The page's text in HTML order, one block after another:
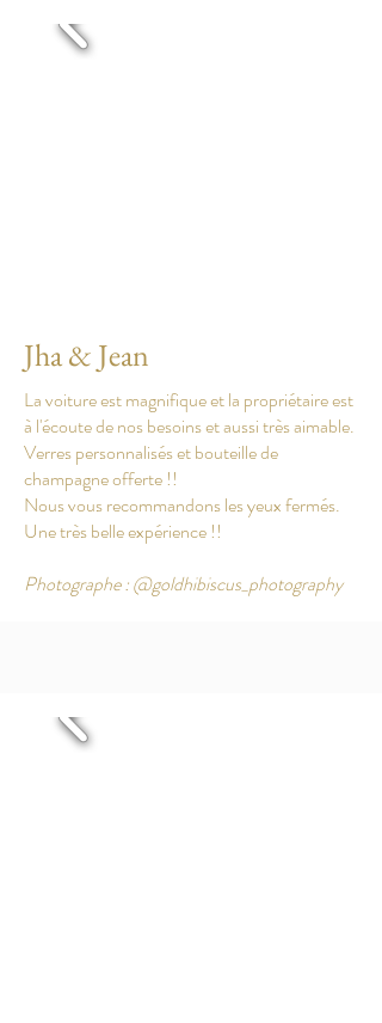
Jha & Jean
La voiture est magnifique et la propriétaire est
à l'écoute de nos besoins et aussi très aimable.
Verres personnalisés et bouteille de
champagne offerte !!
Nous vous recommandons les yeux fermés.
Une très belle expérience !!
Photographe : @goldhibiscus_photography